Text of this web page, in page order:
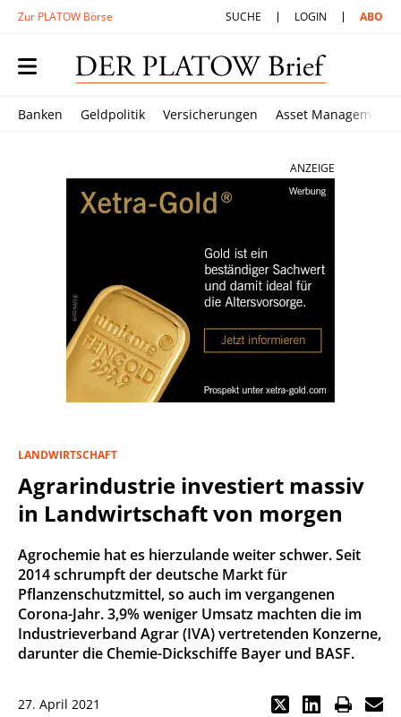
Zur PLATOW Börse SUCHE LOGIN ABO
Banken Geldpolitik Versicherungen Asset Management
ANZEIGE
LANDWIRTSCHAFT
Agrarindustrie investiert massiv
in Landwirtschaft von morgen
Agrochemie hat es hierzulande weiter schwer. Seit
2014 schrumpft der deutsche Markt für
Pflanzenschutzmittel, so auch im vergangenen
Corona-Jahr. 3,9% weniger Umsatz machten die im
Industrieverband Agrar (IVA) vertretenden Konzerne,
darunter die Chemie-Dickschiffe Bayer und BASF.
27. April 2021